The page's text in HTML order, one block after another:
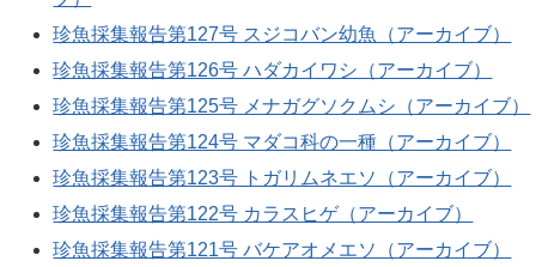
珍魚採集報告第127号 スジコバン幼魚（アーカイブ）
珍魚採集報告第126号 ハダカイワシ（アーカイブ）
珍魚採集報告第125号 メナガグソクムシ（アーカイブ）
珍魚採集報告第124号 マダコ科の一種（アーカイブ）
珍魚採集報告第123号 トガリムネエソ（アーカイブ）
珍魚採集報告第122号 カラスヒゲ（アーカイブ）
珍魚採集報告第121号 バケアオメエソ（アーカイブ）